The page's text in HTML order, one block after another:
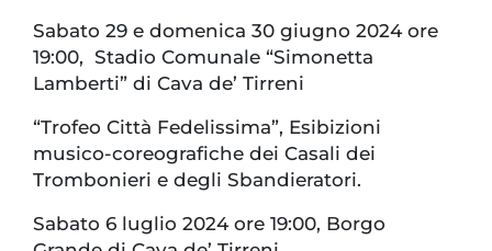
Sabato 29 e domenica 30 giugno 2024 ore
19:00, Stadio Comunale “Simonetta
Lamberti” di Cava de’ Tirreni
“Trofeo Città Fedelissima”, Esibizioni
musico-coreografiche dei Casali dei
Trombonieri e degli Sbandieratori.
Sabato 6 luglio 2024 ore 19:00, Borgo